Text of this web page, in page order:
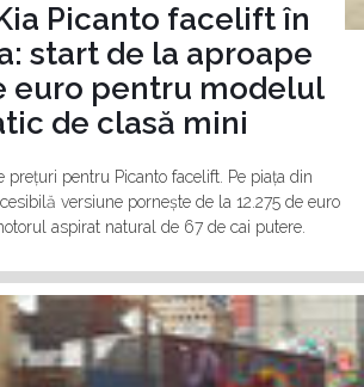
Picanto facelift în
start de la aproape
euro pentru modelul
de clasă mini
prețuri pentru Picanto facelift. Pe piața din
versiune pornește de la 12.275 de euro
aspirat natural de 67 de cai putere.